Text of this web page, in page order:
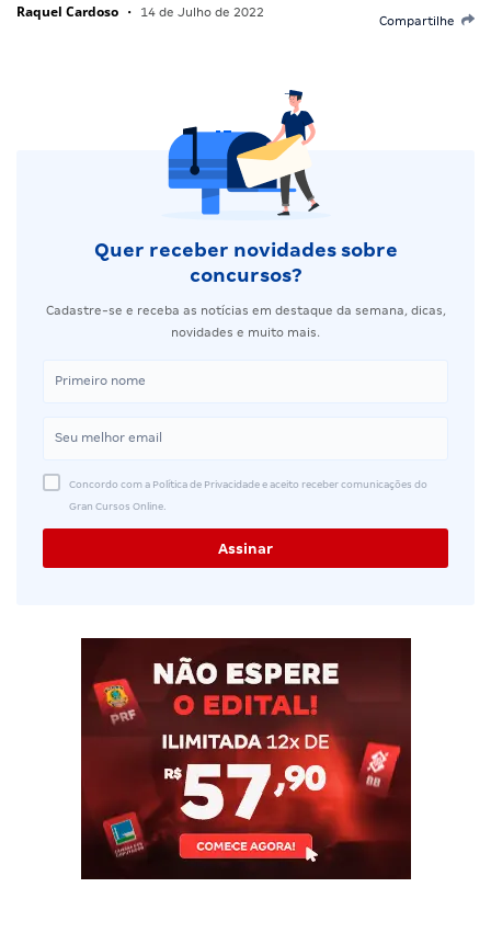
Raquel Cardoso • 14 de Julho de 2022
Compartilhe
Quer receber novidades sobre
concursos?
Cadastre-se e receba as notícias em destaque da semana, dicas,
novidades e muito mais.
Concordo com a Política de Privacidade e aceito receber comunicações do
Gran Cursos Online.